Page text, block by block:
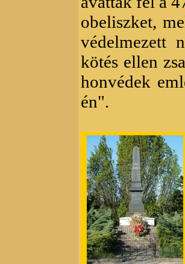
obeliszket,
védelmezett
kötés ellen
honvédek
én".